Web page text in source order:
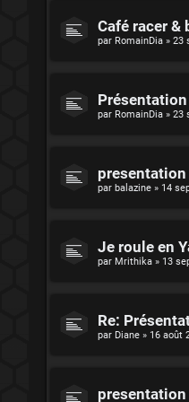
Café racer &
par RomainDia » 23
par RomainDia » 23
presentation
par balazine » 14
Je roule en
par Mrithika » 13
Re:
par Diane » 16 août
presentation